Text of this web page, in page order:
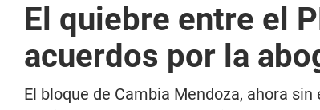
El quiebre entre el
acuerdos por la
El bloque de Cambia Mendoza, ahora